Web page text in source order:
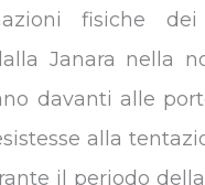
fisiche
Janara nella
davanti alle
alla
il periodo